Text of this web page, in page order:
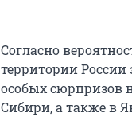
Согласно
территории России
особых сюрпризов
Сибири, а также в